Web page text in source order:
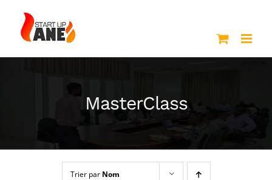
contenu
MasterClass
Trier par Nom